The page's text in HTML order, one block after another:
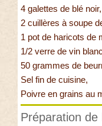
4 galettes de blé noir,
2 cuillères à soupe
1 pot de haricots de
1/2 verre de vin
50 grammes de
Sel fin de cuisine,
Poivre en grains au
Préparation de